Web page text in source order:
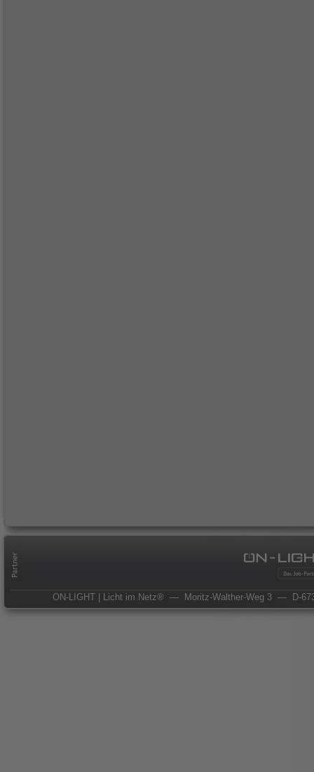
ON-LIGHT | Licht im Netz® — Moritz-Walther-Weg 3 — D-